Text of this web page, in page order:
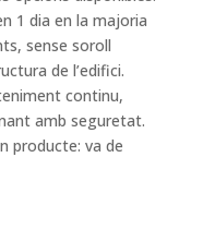
1 dia en la majoria
sense soroll
de l’edifici.
continu,
amb seguretat.
producte: va de